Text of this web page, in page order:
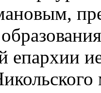
епархии